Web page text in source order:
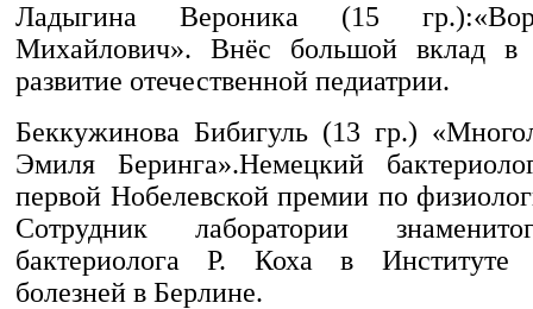
Ладыгина Вероника (15
Михайлович». Внёс большой вклад в
развитие отечественной педиатрии.
Беккужинова Бибигуль (13 гр.)
Эмиля Беринга».Немецкий
первой Нобелевской премии по
Сотрудник лаборатории
бактериолога Р. Коха в Институте
болезней в Берлине.